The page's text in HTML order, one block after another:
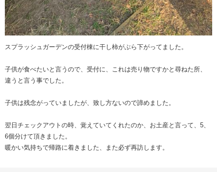
スプラッシュガーデンの受付棟に干し柿がぶら下がってました。
子供が食べたいと言うので、受付に、これは売り物ですかと尋ねた所、
違うと言う事でした。
子供は残念がっていましたが、致し方ないので諦めました。
翌日チェックアウトの時、覚えていてくれたのか、お土産と言って、5、
6個分けて頂きました。
暖かい気持ちで帰路に着きました、また必ず再訪します。